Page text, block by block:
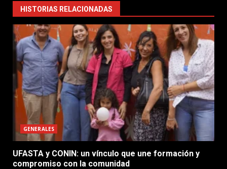
HISTORIAS RELACIONADAS
GENERALES
UFASTA y CONIN: un vínculo que une formación y
compromiso con la comunidad